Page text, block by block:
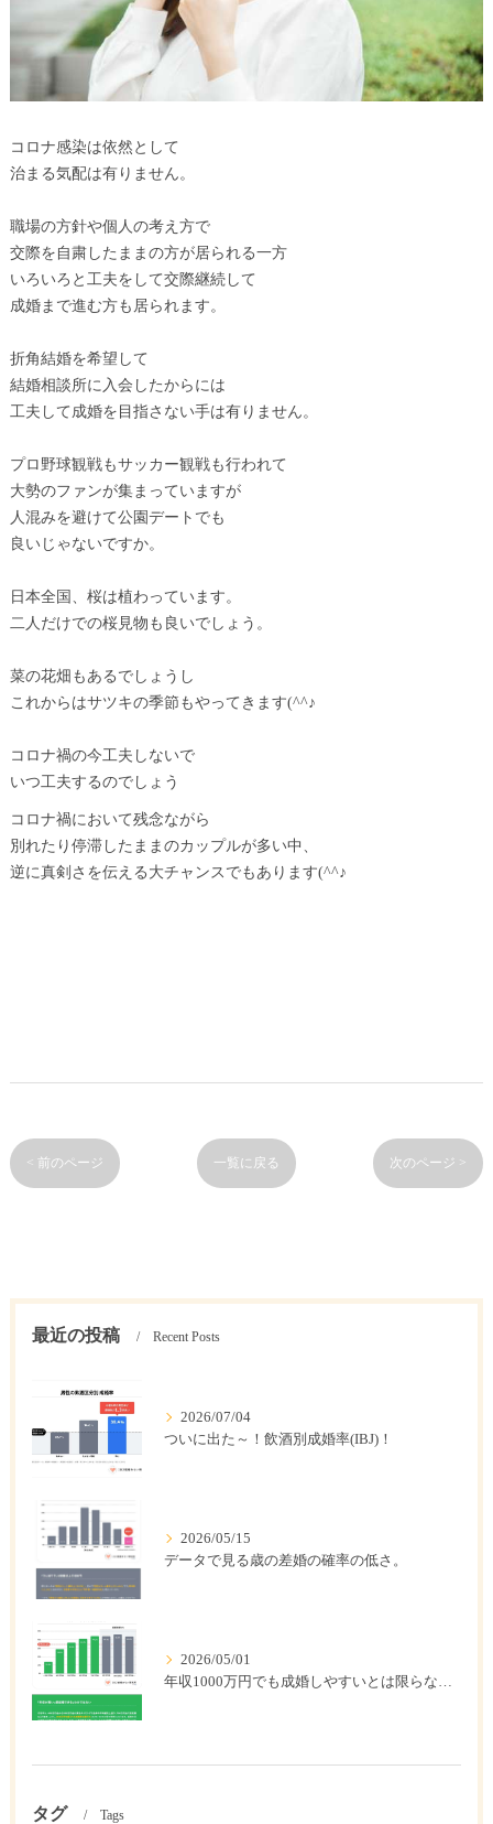
コロナ感染は依然として
治まる気配は有りません。
職場の方針や個人の考え方で
交際を自粛したままの方が居られる一方
いろいろと工夫をして交際継続して
成婚まで進む方も居られます。
折角結婚を希望して
結婚相談所に入会したからには
工夫して成婚を目指さない手は有りません。
プロ野球観戦もサッカー観戦も行われて
大勢のファンが集まっていますが
人混みを避けて公園デートでも
良いじゃないですか。
日本全国、桜は植わっています。
二人だけでの桜見物も良いでしょう。
菜の花畑もあるでしょうし
これからはサツキの季節もやってきます(^^♪
コロナ禍の今工夫しないで
いつ工夫するのでしょう
コロナ禍において残念ながら
別れたり停滞したままのカップルが多い中、
逆に真剣さを伝える大チャンスでもあります(^^♪
< 前のページ 一覧に戻る 次のページ >
最近の投稿 Recent Posts
2026/07/04
ついに出た～！飲酒別成婚率(IBJ)！
2026/05/15
データで見る歳の差婚の確率の低さ。
2026/05/01
年収1000万円でも成婚しやすいとは限らない? 「年収帯別の成婚率」のリアル
タグ Tags